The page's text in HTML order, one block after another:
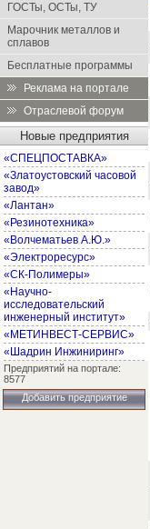
ГОСТы, ОСТы, ТУ
Марочник металлов и
сплавов
Бесплатные программы
Реклама на портале
Отраслевой форум
Новые предприятия
«СПЕЦПОСТАВКА»
«Златоустовский часовой
завод»
«Лантан»
«Резинотехника»
«Волчематьев А.Ю.»
«Электроресурс»
«СК-Полимеры»
«Научно-
исследовательский
инженерный институт»
«МЕТИНВЕСТ-СЕРВИС»
«Шадрин Инжиниринг»
Предприятий на портале:
8577
Добавить предприятие